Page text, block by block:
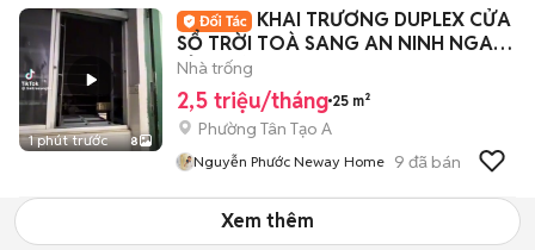
1 phút trước 8
KHAI TRƯƠNG DUPLEX CỬA
SỔ TRỜI TOÀ SANG AN NINH NGAY
TỈNH LỘ 10
Nhà trống
2,5 triệu/tháng 25 m²
Phường Tân Tạo A
Nguyễn Phước Neway Home 9 đã bán
Xem thêm